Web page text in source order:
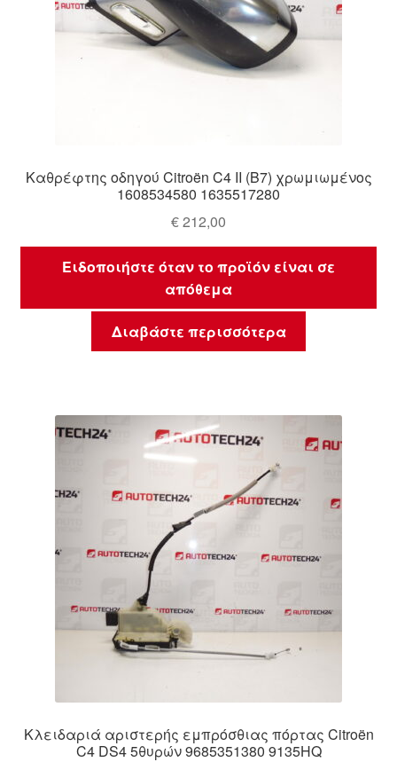
Καθρέφτης οδηγού Citroën C4 II (B7) χρωμιωμένος
1608534580 1635517280
€212,00
Ειδοποιήστε όταν το προϊόν είναι σε
απόθεμα
Διαβάστε περισσότερα
Κλειδαριά αριστερής εμπρόσθιας πόρτας Citroën
C4 DS4 5θυρών 9685351380 9135HQ